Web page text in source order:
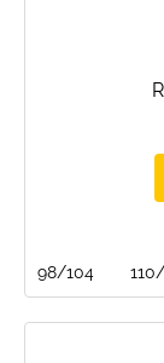
98/104